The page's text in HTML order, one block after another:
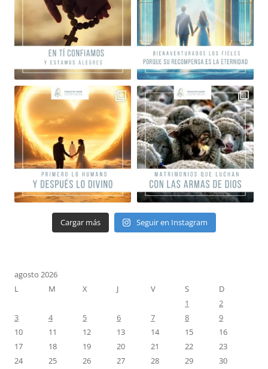
Cargar más Seguir en Instagram
agosto 2026
L
M X J V S
D
1
2
3
4 5 6 7 8
9
10
11 12 13 14 15
16
17
18 19 20 21 22
23
24
25 26 27 28 29
30